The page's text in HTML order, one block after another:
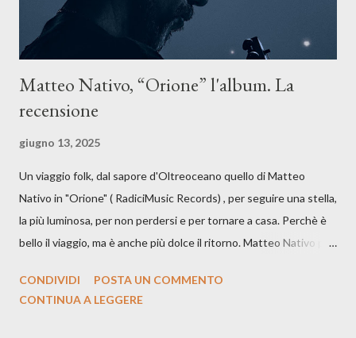
Matteo Nativo, “Orione” l'album. La
recensione
giugno 13, 2025
Un viaggio folk, dal sapore d'Oltreoceano quello di Matteo
Nativo in "Orione" ( RadiciMusic Records) , per seguire una stella,
la più luminosa, per non perdersi e per tornare a casa. Perchè è
bello il viaggio, ma è anche più dolce il ritorno. Matteo Nativo per
indubbiamente matura e consapevole oltre che con ottimi
CONDIVIDI
POSTA UN COMMENTO
CONTINUA A LEGGERE